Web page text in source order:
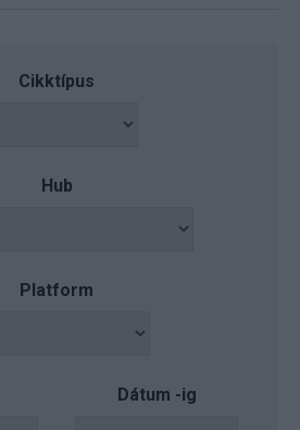
Cikktípus
Hub
Platform
Dátum -ig